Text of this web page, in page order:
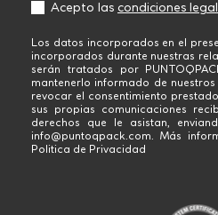
Acepto las condiciones
Los datos incorporados en el
incorporados durante nuestras
serán tratados por
mantenerlo informado de
revocar el consentimiento
sus propias comunicaciones
derechos que le asistan,
info@puntoqpack.com. Más
Politica de Privacidad